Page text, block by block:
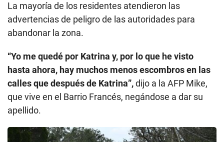
La mayoría de los residentes atendieron las
advertencias de peligro de las autoridades para
abandonar la zona.
“Yo me quedé por Katrina y, por lo que he visto
hasta ahora, hay muchos menos escombros en las
calles que después de Katrina”,dijo a la AFP Mike,
que vive en el Barrio Francés, negándose a dar su
apellido.